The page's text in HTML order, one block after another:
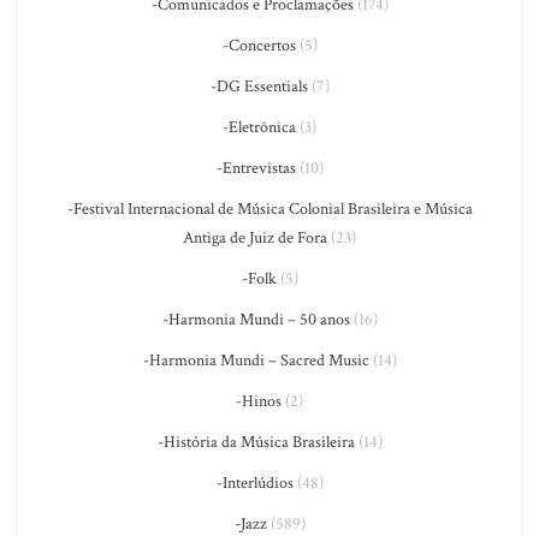
-Comunicados e Proclamações(174)
-Concertos(5)
-DG Essentials(7)
-Eletrônica (3)
-Entrevistas(10)
-Festival Internacional de Música Colonial Brasileira e Música
Antiga de Juiz de Fora (23)
-Folk(5)
-Harmonia Mundi – 50 anos(16)
-Harmonia Mundi – Sacred Music (14)
-Hinos (2)
-História da Música Brasileira(14)
-Interlúdios(48)
-Jazz(589)